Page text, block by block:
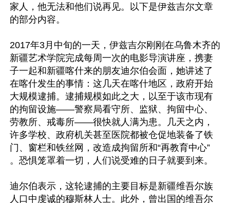
家人，他无法和他们说再见。以下是伊兹吉尔文章
的部分内容。
2017年3月中旬的一天，伊兹吉尔刚刚在乌鲁木齐的
新疆艺术学院完成每周一次的电影导演讲座，携妻
子一起和新疆喀什来的朋友迪尔伯会面，她讲述了
在喀什发生的事情：这几天在喀什地区，政府开始
大规模逮捕。逮捕规模如此之大，以至于该市现有
的拘留设施——警察局看守所、监狱、拘留中心、
劳教所、戒毒所——很快就人满为患。几天之内，
许多学校、政府机关甚至医院都被仓促地装备了铁
门、窗栏和铁丝网，改造成拘留所和“再教育中心”
。恐惧笼罩着一切，人们说受难的日子就要到来。
迪尔伯表示，这轮逮捕的主要目标是新疆维吾尔族
人口中虔诚的穆斯林人士。此外，曾出国的维吾尔